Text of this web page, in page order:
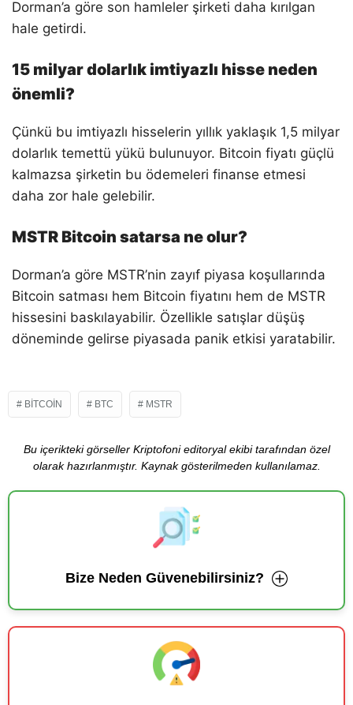
Dorman’a göre son hamleler şirketi daha kırılgan
hale getirdi.
15 milyar dolarlık imtiyazlı hisse neden
önemli?
Çünkü bu imtiyazlı hisselerin yıllık yaklaşık 1,5 milyar
dolarlık temettü yükü bulunuyor. Bitcoin fiyatı güçlü
kalmazsa şirketin bu ödemeleri finanse etmesi
daha zor hale gelebilir.
MSTR Bitcoin satarsa ne olur?
Dorman’a göre MSTR’nin zayıf piyasa koşullarında
Bitcoin satması hem Bitcoin fiyatını hem de MSTR
hissesini baskılayabilir. Özellikle satışlar düşüş
döneminde gelirse piyasada panik etkisi yaratabilir.
BITCOIN BTC MSTR
Bu içerikteki görseller Kriptofoni editoryal ekibi tarafından özel
olarak hazırlanmıştır. Kaynak gösterilmeden kullanılamaz.
Bize Neden Güvenebilirsiniz?